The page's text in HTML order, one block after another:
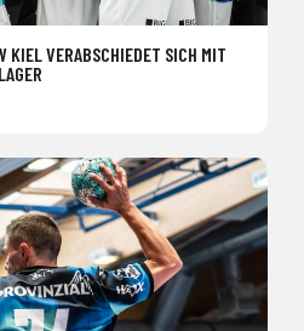
KIEL VERABSCHIEDET SICH MIT